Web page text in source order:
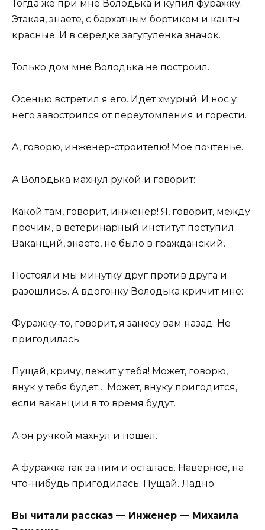
Тогда же при мне Володька и купил фуражку.
Этакая, знаете, с бархатным бортиком и канты
красные. И в середке загугуленка значок.
Только дом мне Володька не построил.
Осенью встретил я его. Идет хмурый. И нос у
него завострился от переутомления и горести.
A, говорю, инженер-строителю! Мое почтенье.
А Володька махнул рукой и говорит:
Какой там, говорит, инженер! Я, говорит, между
прочим, в ветеринарный институт поступил.
Ваканций, знаете, не было в гражданский.
Постояли мы минутку друг против друга и
разошлись. А вдогонку Володька кричит мне:
Фуражку-то, говорит, я занесу вам назад. Не
пригодилась.
Пущай, кричу, лежит у тебя! Может, говорю,
внук у тебя будет… Может, внуку пригодится,
если ваканции в то время будут.
А он ручкой махнул и пошел.
А фуражка так за ним и осталась. Наверное, на
что-нибудь пригодилась. Пущай. Ладно.
Вы читали рассказ — Инженер — Михаила